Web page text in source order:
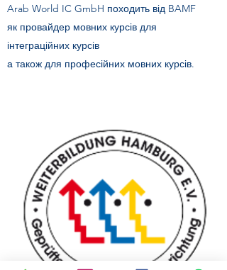
Arab World IC GmbH походить від BAMF
як провайдер мовних курсів для
інтеграційних курсів
а також для професійних мовних курсів.